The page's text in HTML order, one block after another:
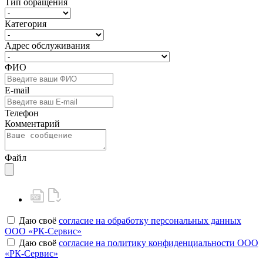
Тип обращения
Категория
Адрес обслуживания
ФИО
E-mail
Телефон
Комментарий
Файл
Даю своё согласие на обработку персональных данных
ООО «РК-Сервис»
Даю своё согласие на политику конфиденциальности ООО
«РК-Сервис»